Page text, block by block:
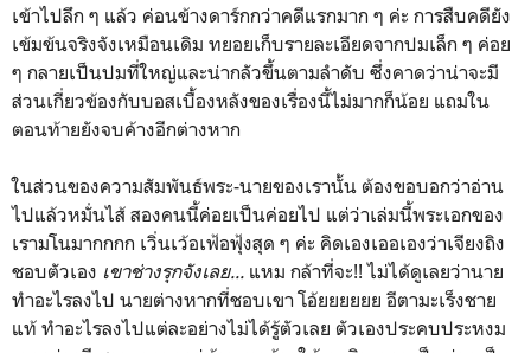
เข้าไปลึก ๆ แล้ว ค่อนข้างดาร์กกว่าคดีแรกมาก ๆ ค่ะ การสืบคดียัง
เข้มข้นจริงจังเหมือนเดิม ทยอยเก็บรายละเอียดจากปมเล็ก ๆ ค่อย
ๆ กลายเป็นปมที่ใหญ่และน่ากลัวขึ้นตามลำดับ ซึ่งคาดว่าน่าจะมี
ส่วนเกี่ยวข้องกับบอสเบื้องหลังของเรื่องนี้ไม่มากก็น้อย แถมใน
ตอนท้ายยังจบค้างอีกต่างหาก
ในส่วนของความสัมพันธ์พระ-นายของเรานั้น ต้องขอบอกว่าอ่าน
ไปแล้วหมั่นไส้ สองคนนี้ค่อยเป็นค่อยไป แต่ว่าเล่มนี้พระเอกของ
เรามโนมากกกก เวิ่นเว้อเฟ้อฟุ้งสุด ๆ ค่ะ คิดเองเออเองว่าเจียงถิง
ชอบตัวเอง เขาช่างรุกจังเลย... แหม กล้าที่จะ!! ไม่ได้ดูเลยว่านาย
ทำอะไรลงไป นายต่างหากที่ชอบเขา โอ้ยยยยยย อีตามะเร็งชาย
แท้ ทำอะไรลงไปแต่ละอย่างไม่ได้รู้ตัวเลย ตัวเองประคบประหงม